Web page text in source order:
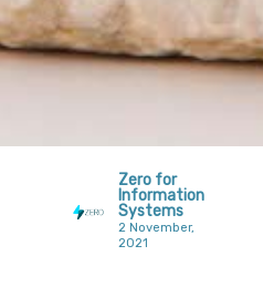
Zero for
Information
Systems
2 November,
2021